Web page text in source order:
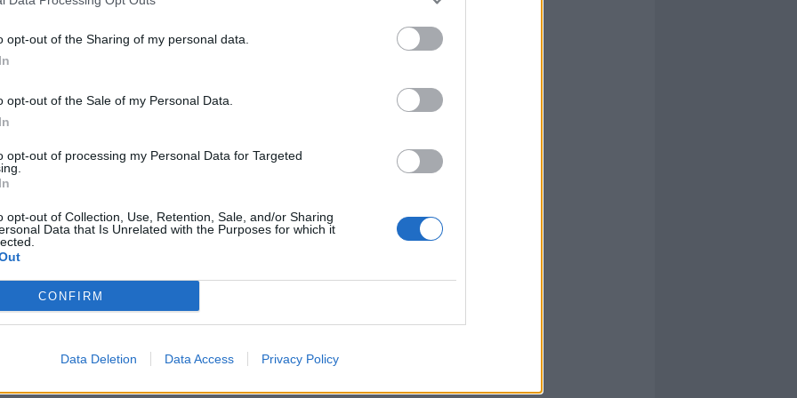
opt-out of the Sharing of my personal data.
opt-out of the Sale of my Personal Data.
opt-out of processing my Personal Data for Targeted
opt-out of Collection, Use, Retention, Sale, and/or Sharing
Data that Is Unrelated with the Purposes for which it
CONFIRM
Data Deletion Data Access Privacy Policy
si faranno sentire soprattutto nella
26 settembre quando le
fenomeni anche intensi sul versante
escluse Puglia e Sicilia. Tutto
è da mercoledì che il vortice
le nostre latitudini per spostarsi
si verificheranno solo su Calabria e
tranquillamente che il peggio è